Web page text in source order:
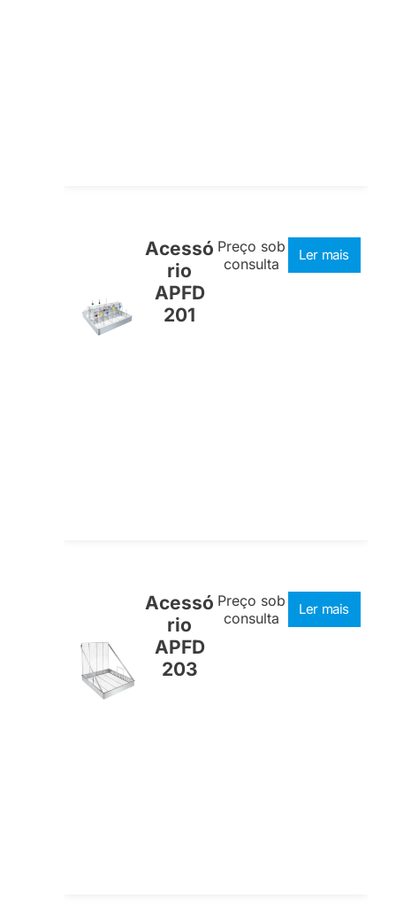
Acessó
rio
APFD
201
Preço sob
consulta
Ler mais
Acessó
rio
APFD
203
Preço sob
consulta
Ler mais